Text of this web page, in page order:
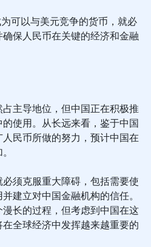
可以与美元竞争的货币，就必
保人民币在关键的经济和金融
主导地位，但中国正在积极推
使用。从长远来看，鉴于中国
民币所做的努力，预计中国在
须克服重大障碍，包括需要使
建立对中国金融机构的信任。
长的过程，但考虑到中国在这
全球经济中发挥越来越重要的